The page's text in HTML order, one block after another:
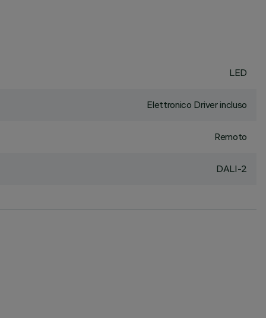
LED
Elettronico Driver incluso
Remoto
DALI-2